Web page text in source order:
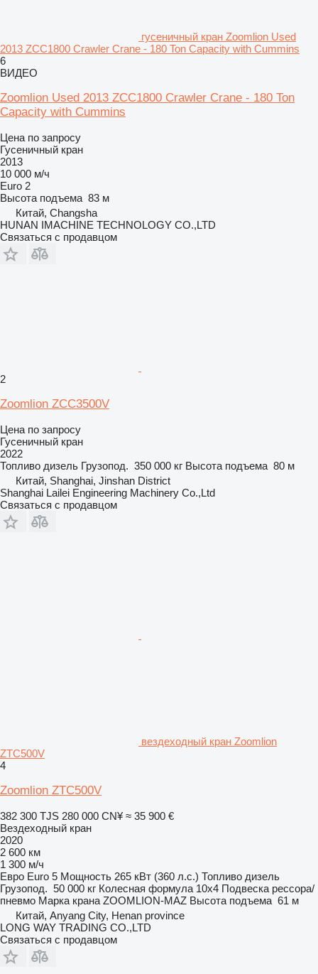
гусеничный кран Zoomlion Used
2013 ZCC1800 Crawler Crane - 180 Ton Capacity with Cummins
6
ВИДЕО
Zoomlion Used 2013 ZCC1800 Crawler Crane - 180 Ton
Capacity with Cummins
Цена по запросу
Гусеничный кран
2013
10 000 м/ч
Euro 2
Высота подъема 83 м
Китай, Changsha
HUNAN IMACHINE TECHNOLOGY CO.,LTD
Связаться с продавцом
2
Zoomlion ZCC3500V
Цена по запросу
Гусеничный кран
2022
Топливо дизель Грузопод. 350 000 кг Высота подъема 80 м
Китай, Shanghai, Jinshan District
Shanghai Lailei Engineering Machinery Co.,Ltd
Связаться с продавцом
вездеходный кран Zoomlion
ZTC500V
4
Zoomlion ZTC500V
382 300 TJS 280 000 CN¥ ≈ 35 900 €
Вездеходный кран
2020
2 600 км
1 300 м/ч
Евро Euro 5 Мощность 265 кВт (360 л.с.) Топливо дизель
Грузопод. 50 000 кг Колесная формула 10x4 Подвеска рессора/
пневмо Марка крана ZOOMLION-MAZ Высота подъема 61 м
Китай, Anyang City, Henan province
LONG WAY TRADING CO.,LTD
Связаться с продавцом